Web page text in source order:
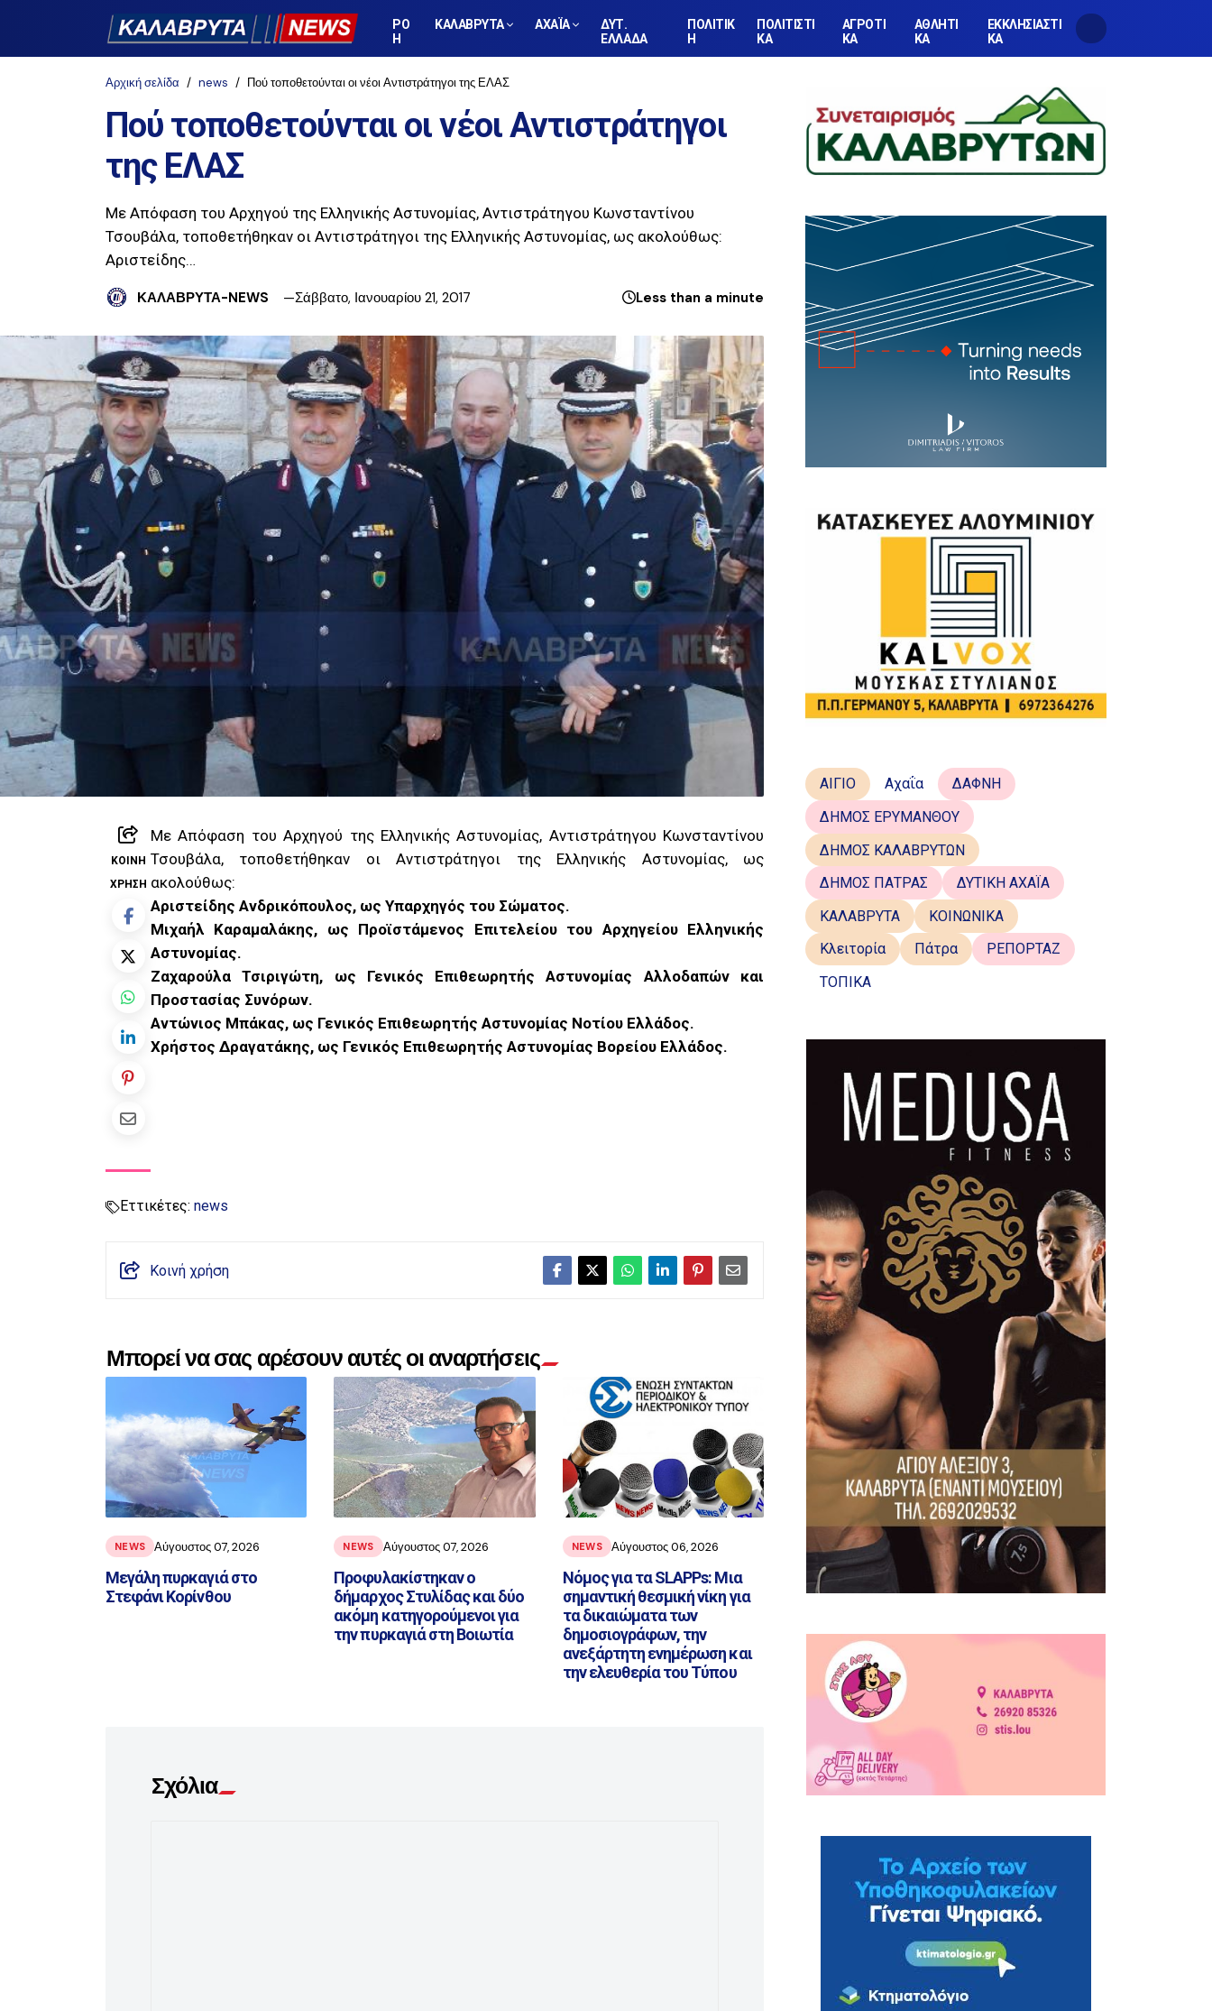
ΡΟ
Η
ΚΑΛΑΒΡΥΤΑ ΑΧΑΪΑ
ΔΥΤ.
ΕΛΛΑΔΑ
ΠΟΛΙΤΙΚ
Η
ΠΟΛΙΤΙΣΤΙ
ΚΑ
ΑΓΡΟΤΙ
ΚΑ
ΑΘΛΗΤΙ
ΚΑ
ΕΚΚΛΗΣΙΑΣΤΙ
ΚΑ
Αρχική σελίδα news Πού τοποθετούνται οι νέοι Αντιστράτηγοι της ΕΛΑΣ
Πού τοποθετούνται οι νέοι Αντιστράτηγοι
της ΕΛΑΣ
Με Απόφαση του Αρχηγού της Ελληνικής Αστυνομίας, Αντιστράτηγου Κωνσταντίνου
Τσουβάλα, τοποθετήθηκαν οι Αντιστράτηγοι της Ελληνικής Αστυνομίας, ως ακολούθως:
Αριστείδης…
ΚΑΛΑΒΡΥΤΑ-NEWS Σάββατο, Ιανουαρίου 21, 2017 Less than a minute
ΚΟΙΝΉ
ΧΡΉΣΗ
Με Απόφαση του Αρχηγού της Ελληνικής Αστυνομίας, Αντιστράτηγου Κωνσταντίνου
Τσουβάλα, τοποθετήθηκαν οι Αντιστράτηγοι της Ελληνικής Αστυνομίας, ως
ακολούθως:
Αριστείδης Ανδρικόπουλος, ως Υπαρχηγός του Σώματος.
Μιχαήλ Καραμαλάκης, ως Προϊστάμενος Επιτελείου του Αρχηγείου Ελληνικής
Αστυνομίας.
Ζαχαρούλα Τσιριγώτη, ως Γενικός Επιθεωρητής Αστυνομίας Αλλοδαπών και
Προστασίας Συνόρων.
Αντώνιος Μπάκας, ως Γενικός Επιθεωρητής Αστυνομίας Νοτίου Ελλάδος.
Χρήστος Δραγατάκης, ως Γενικός Επιθεωρητής Αστυνομίας Βορείου Ελλάδος.
Εττικέτες: news
Κοινή χρήση
Μπορεί να σας αρέσουν αυτές οι αναρτήσεις
NEWS Αύγουστος 07, 2026
Μεγάλη πυρκαγιά στο
Στεφάνι Κορίνθου
NEWS Αύγουστος 07, 2026
Προφυλακίστηκαν ο
δήμαρχος Στυλίδας και δύο
ακόμη κατηγορούμενοι για
την πυρκαγιά στη Βοιωτία
NEWS Αύγουστος 06, 2026
Νόμος για τα SLAPPs: Μια
σημαντική θεσμική νίκη για
τα δικαιώματα των
δημοσιογράφων, την
ανεξάρτητη ενημέρωση και
την ελευθερία του Τύπου
Σχόλια
ΑΙΓΙΟ Αχαΐα
ΔΑΦΝΗ
ΔΗΜΟΣ ΕΡΥΜΑΝΘΟΥ
ΔΗΜΟΣ ΚΑΛΑΒΡΥΤΩΝ
ΔΗΜΟΣ ΠΑΤΡΑΣ
ΔΥΤΙΚΗ ΑΧΑΪΑ
ΚΑΛΑΒΡΥΤΑ
ΚΟΙΝΩΝΙΚΑ
Κλειτορία
Πάτρα
ΡΕΠΟΡΤΑΖ
ΤΟΠΙΚΑ